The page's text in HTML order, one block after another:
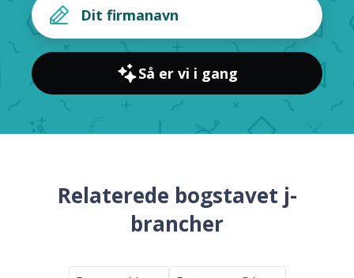
Så er vi i gang
Relaterede bogstavet j-
brancher